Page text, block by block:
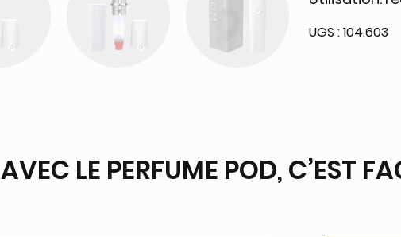
UGS :104.603
AVEC LE PERFUME POD, C’EST